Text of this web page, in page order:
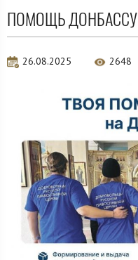
ПОМОЩЬ ДОНБАССУ
26.08.2025 2648